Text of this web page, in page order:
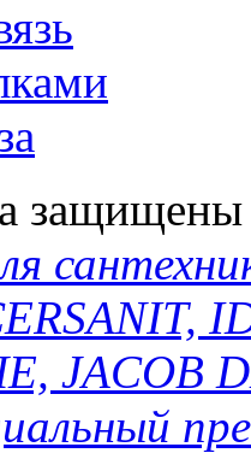
JACOB